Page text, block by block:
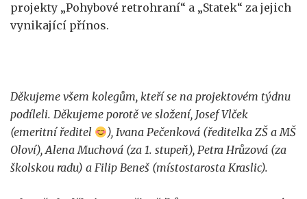
projekty „Pohybové retrohraní“ a „Statek“ za jejich
vynikající přínos.
Děkujeme všem kolegům, kteří se na projektovém týdnu
podíleli. Děkujeme porotě ve složení, Josef Vlček
(emeritní ředitel
), Ivana Pečenková (ředitelka ZŠ a MŠ
Oloví), Alena Muchová (za 1. stupeň), Petra Hrůzová (za
školskou radu) a Filip Beneš (místostarosta Kraslic).